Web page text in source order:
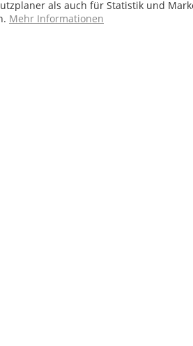
Zahlungsbedingungen
als auch für Statistik und
Mehr Informationen